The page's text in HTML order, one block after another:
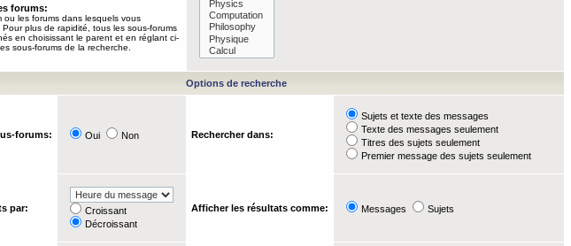
forums:
ou les forums dans lesquels vous
plus de rapidité, tous les sous-forums
en choisissant le parent et en réglant ci-
sous-forums de la recherche.
Options de recherche
forums: Oui Non Rechercher dans:
Sujets et texte des messages
Texte des messages seulement
Titres des sujets seulement
Premier message des sujets seulement
par:
Croissant
Décroissant
Afficher les résultats comme: Messages Sujets